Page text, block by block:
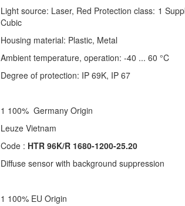
Light source: Laser, Red Protection class: 1
Cubic
Housing material: Plastic, Metal
Ambient temperature, operation: -40 ... 60 °C
Degree of protection: IP 69K, IP 67
1 100% Germany Origin
Leuze Vietnam
Code : HTR 96K/R 1680-1200-25.20
Diffuse sensor with background suppression
1 100% EU Origin